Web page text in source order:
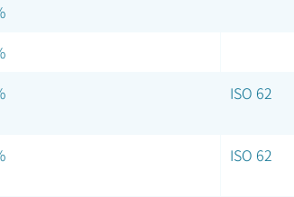
ISO 62
ISO 62